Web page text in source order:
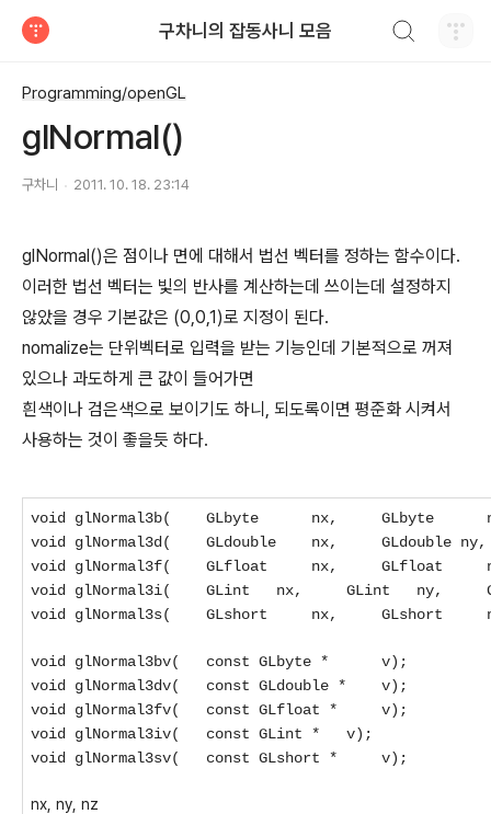
구차니의 잡동사니 모음
Programming/openGL
glNormal()
구차니 2011. 10. 18. 23:14
glNormal()은 점이나 면에 대해서 법선 벡터를 정하는 함수이다.
이러한 법선 벡터는 빛의 반사를 계산하는데 쓰이는데 설정하지
않았을 경우 기본값은 (0,0,1)로 지정이 된다.
nomalize는 단위벡터로 입력을 받는 기능인데 기본적으로 꺼져
있으나 과도하게 큰 값이 들어가면
흰색이나 검은색으로 보이기도 하니, 되도록이면 평준화 시켜서
사용하는 것이 좋을듯 하다.
void glNormal3b( GLbyte nx, GLbyte
void glNormal3d(
GLdouble nx, GLdouble ny,
void glNormal3f(
GLfloat nx, GLfloat
void glNormal3i(
GLint nx, GLint ny,
void glNormal3s(
GLshort nx, GLshort
void glNormal3bv( const GLbyte *
v);
void glNormal3dv(
const GLdouble *
v);
void glNormal3fv(
const GLfloat *
v);
void glNormal3iv(
const GLint *
v);
void glNormal3sv(
const GLshort * v);
nx, ny, nz